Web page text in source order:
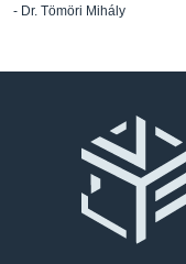
- Dr. Tömöri Mihály